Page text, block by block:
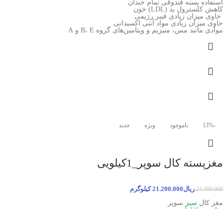
استفاده پسته فندوقی تمام خندان
کاهش کلسترول بد (LDL) خون
حاوی میزان زیادی فیبر رژیمی
حاوی میزان زیادی مواد آنتی اکسیدانی
موادی مانند مس، منیزیم و ویتامین‌های گروه B، E و A
-13% ناموجود ویژه جدید
مغزپسته کال سوپر_1کیلویی
24.300.000 ریال21.200.000 کیلوگرم
مغز کال سبز سوپر